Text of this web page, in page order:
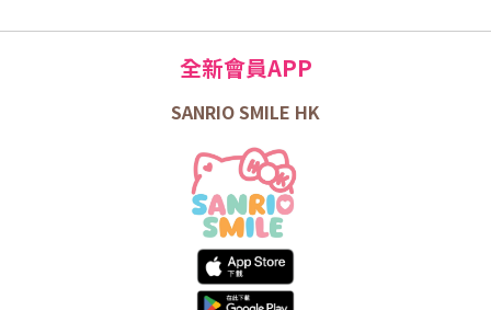
全新會員APP
SANRIO SMILE HK